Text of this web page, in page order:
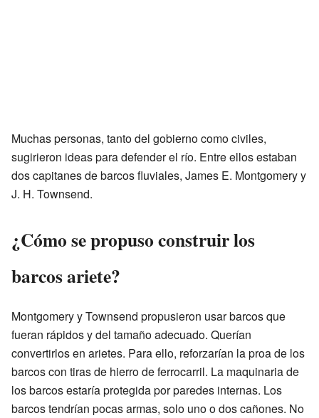
Muchas personas, tanto del gobierno como civiles,
sugirieron ideas para defender el río. Entre ellos estaban
dos capitanes de barcos fluviales, James E. Montgomery y
J. H. Townsend.
¿Cómo se propuso construir los
barcos ariete?
Montgomery y Townsend propusieron usar barcos que
fueran rápidos y del tamaño adecuado. Querían
convertirlos en arietes. Para ello, reforzarían la proa de los
barcos con tiras de hierro de ferrocarril. La maquinaria de
los barcos estaría protegida por paredes internas. Los
barcos tendrían pocas armas, solo uno o dos cañones. No